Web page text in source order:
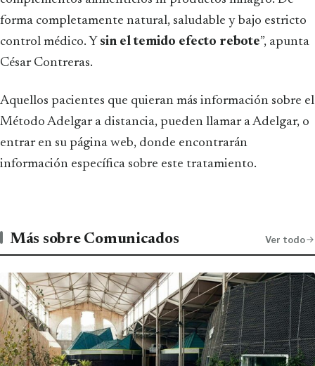
forma completamente natural, saludable y bajo estricto
control médico. Y sin el temido efecto rebote”, apunta
César Contreras.
Aquellos pacientes que quieran más información sobre el
Método Adelgar a distancia, pueden llamar a Adelgar, o
entrar en su página web, donde encontrarán
información específica sobre este tratamiento.
Más sobre Comunicados Ver todo